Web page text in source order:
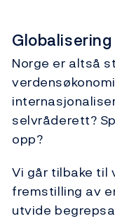
Norge er altså
selvråderett?
opp?
Vi går tilbake til
fremstilling av
utvide